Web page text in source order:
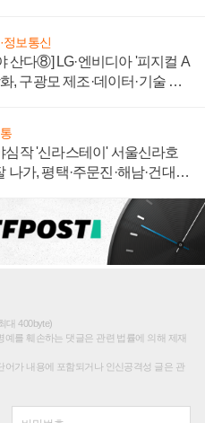
정보통신
산다⑧] LG·엔비디아 '피지컬 A
, 구광모 제조·데이터·기술 결
심작 '신라스테이' 서울신라호
나가, 평택·주문진·해남·건대로
대 400byte)
를 훼손하는 댓글은 관련 법률에 의해 제재
어가 내용에 포함되거나 인신공격성 글은 관